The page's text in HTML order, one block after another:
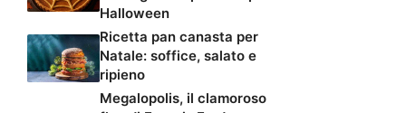
Halloween
Ricetta pan canasta per
Natale: soffice, salato e
ripieno
Megalopolis, il clamoroso